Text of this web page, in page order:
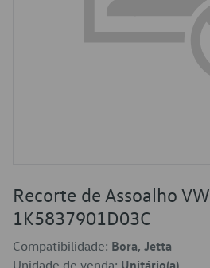
Recorte de Assoalho VW
1K5837901D03C
Compatibilidade: Bora, Jetta
Unidade de venda: Unitário(a)